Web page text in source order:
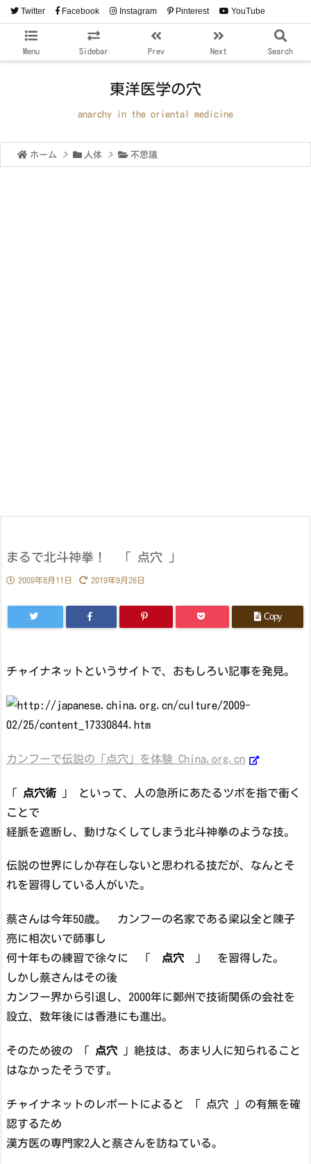
Menu Sidebar Prev Next Search
Twitter Facebook Instagram Pinterest YouTube
RSS
東洋医学の穴
anarchy in the oriental medicine
ホーム > 人体 > 不思議
まるで北斗神拳！ 「 点穴 」
2009年8月11日 2019年9月26日
Copy
チャイナネットというサイトで、おもしろい記事を発見。
カンフーで伝説の「点穴」を体験_China.org.cn
点穴術 」 といって、人の急所にあたるツボを指で衝く
ことで
経脈を遮断し、動けなくしてしまう北斗神拳のような技。
伝説の世界にしか存在しないと思われる技だが、なんとそ
れを習得している人がいた。
蔡さんは今年50歳。 カンフーの名家である梁以全と陳子
亮に相次いで師事し
何十年もの練習で徐々に 「 点穴 」 を習得した。
しかし蔡さんはその後
カンフー界から引退し、2000年に鄭州で技術関係の会社を
設立、数年後には香港にも進出。
そのため彼の 「 点穴 」絶技は、あまり人に知られること
はなかったそうです。
チャイナネットのレポートによると 「 点穴 」の有無を確
認するため
漢方医の専門家2人と蔡さんを訪ねている。